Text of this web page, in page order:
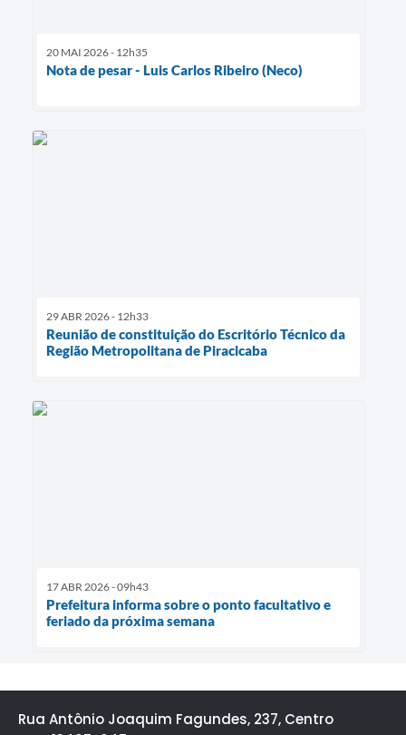
20 MAI 2026 - 12h35
Nota de pesar - Luis Carlos Ribeiro (Neco)
29 ABR 2026 - 12h33
Reunião de constituição do Escritório Técnico da
Região Metropolitana de Piracicaba
17 ABR 2026 - 09h43
Prefeitura informa sobre o ponto facultativo e
feriado da próxima semana
Rua Antônio Joaquim Fagundes, 237, Centro